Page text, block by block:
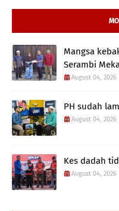
Mangsa
Serambi
August 04, 2026
PH sudah
August 04, 2026
Kes dadah
August 04, 2026